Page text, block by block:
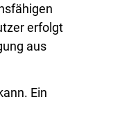
erfolgt
aus
Ein